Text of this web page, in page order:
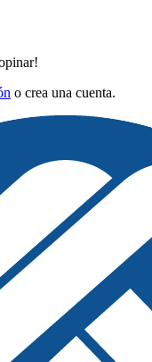
o crea una cuenta.